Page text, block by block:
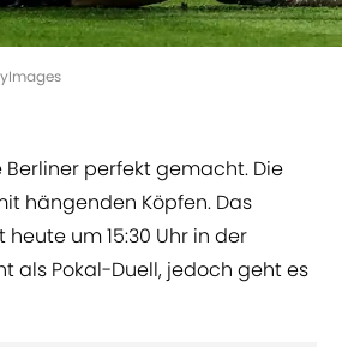
perfekt gemacht. Die
hängenden Köpfen. Das
um 15:30 Uhr in der
als Pokal-Duell, jedoch geht es